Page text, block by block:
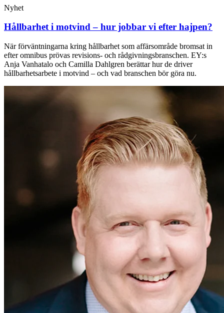
Nyhet
Hållbarhet i motvind – hur jobbar vi efter hajpen?
När förväntningarna kring hållbarhet som affärsområde bromsat in
efter omnibus prövas revisions- och rådgivningsbranschen. EY:s
Anja Vanhatalo och Camilla Dahlgren berättar hur de driver
hållbarhetsarbete i motvind – och vad branschen bör göra nu.